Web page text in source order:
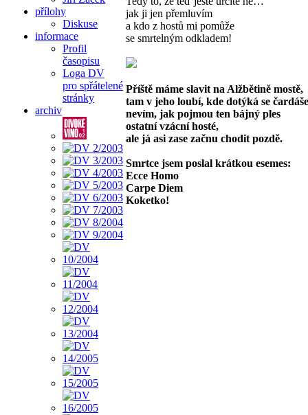
přílohy
Diskuse
informace
Profil
časopisu
Loga DV
pro spřátelené
stránky
archiv
jak ji jen přemluvím
a kdo z hostů mi pomůže
se smrtelným odkladem!
Příště máme slavit na Alžbětině mostě,
tam v jeho loubí, kde dotýká se
nevím, jak pojmou ten bájný ples
ostatní vzácní hosté,
ale já asi zase začnu chodit pozdě.
Smrtce jsem poslal krátkou esemes:
Ecce Homo
Carpe Diem
Koketko!